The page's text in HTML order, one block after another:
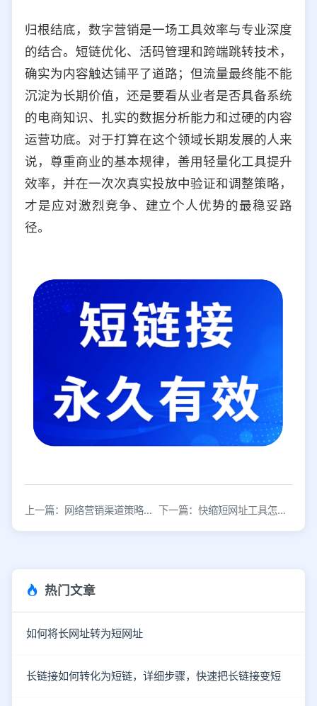
归根结底，数字营销是一场工具效率与专业深度
的结合。短链优化、活码管理和跨端跳转技术，
确实为内容触达铺平了道路；但流量最终能不能
沉淀为长期价值，还是要看从业者是否具备系统
的电商知识、扎实的数据分析能力和过硬的内容
运营功底。对于打算在这个领域长期发展的人来
说，尊重商业的基本规律，善用轻量化工具提升
效率，并在一次次真实投放中验证和调整策略，
才是应对激烈竞争、建立个人优势的最稳妥路
径。
上一篇：网络营销渠道策略分享，如何做好网络营销？ 下一篇：快缩短网址工具怎么样？快缩短网址价格贵吗？
热门文章
如何将长网址转为短网址
长链接如何转化为短链，详细步骤，快速把长链接变短